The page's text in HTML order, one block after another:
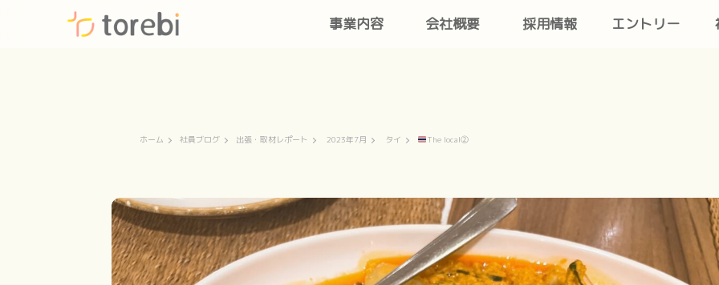
事業内容 会社概要 採用情報 エントリー
ホーム 社員ブログ 出張・取材レポート 2023年7月 タイ The local②